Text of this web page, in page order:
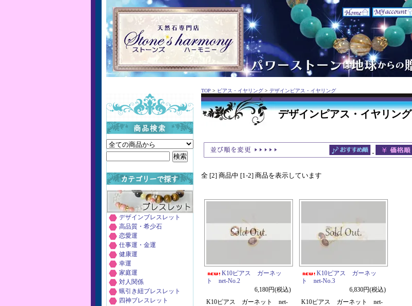
TOP > ピアス・イヤリング > デザインピアス・イヤリング
デザインピアス・イヤリング
-
全 [2] 商品中 [1-2] 商品を表示しています
K10ピアス ガーネッ
ト net-No.2
6,180円(税込)
K10ピアス ガーネット net-
K10ピアス ガーネッ
ト net-No.3
6,830円(税込)
K10ピアス ガーネット net-
デザインブレスレット
高品質・希少石
恋愛運
仕事運・金運
健康運
幸運
家庭運
対人関係
蝋引き紐ブレスレット
四神ブレスレット